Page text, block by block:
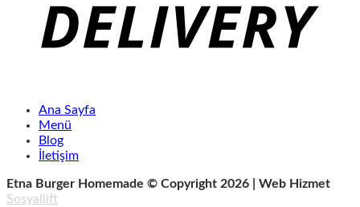
Ana Sayfa
Menü
Blog
İletişim
Etna Burger Homemade © Copyright 2026 | Web Hizmet
Sosyallift